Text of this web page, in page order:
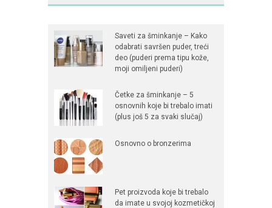
Saveti za šminkanje – Kako
odabrati savršen puder, treći
deo (puderi prema tipu kože,
moji omiljeni puderi)
Četke za šminkanje – 5
osnovnih koje bi trebalo imati
(plus još 5 za svaki slučaj)
Osnovno o bronzerima
Pet proizvoda koje bi trebalo
da imate u svojoj kozmetičkoj